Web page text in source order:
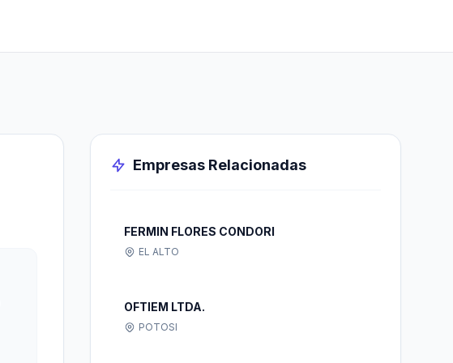
Empresas Relacionadas
FERMIN FLORES CONDORI
EL ALTO
OFTIEM LTDA.
POTOSI